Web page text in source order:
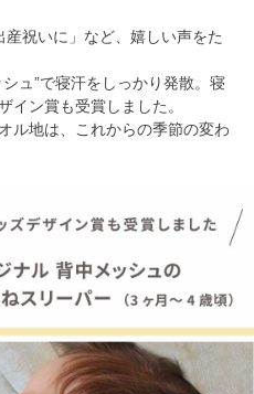
産祝いに」など、嬉しい声をた
ュ”で寝汗をしっかり発散。寝
イン賞も受賞しました。
ル地は、これからの季節の変わ